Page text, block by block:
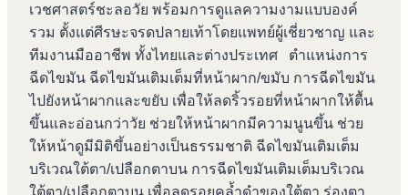
เวชศาสตร์ชะลอวัย พร้อมการดูแลความงามแบบองค์
รวม ตั้งแต่ศีรษะจรดปลายเท้าโดยแพทย์ผู้เชี่ยวชาญ และ
ทีมงานมืออาชีพ ทั้งไทยและต่างประเทศ ตำแหน่งการ
ฉีดไขมัน ฉีดไขมันเติมเต็มที่หน้าผาก/ขมับ การฉีดไขมัน
ไปยังหน้าผากและขยับ เพื่อให้ลดริ้วรอยที่หน้าผากให้ตื้น
ขึ้นและอ่อนกว่าวัย ช่วยให้หน้าผากมีความนูนขึ้น ช่วย
ให้หน้าดูมีมิติขึ้นอย่างเป็นธรรมชาติ ฉีดไขมันเติมเต็ม
บริเวณใต้ตา/เปลือกตาบน การฉีดไขมันเติมเต็มบริเวณ
ใต้ตา/เปลือกตาบน เพื่อลดรอยคล้ำดำของใต้ตา ร่องตา